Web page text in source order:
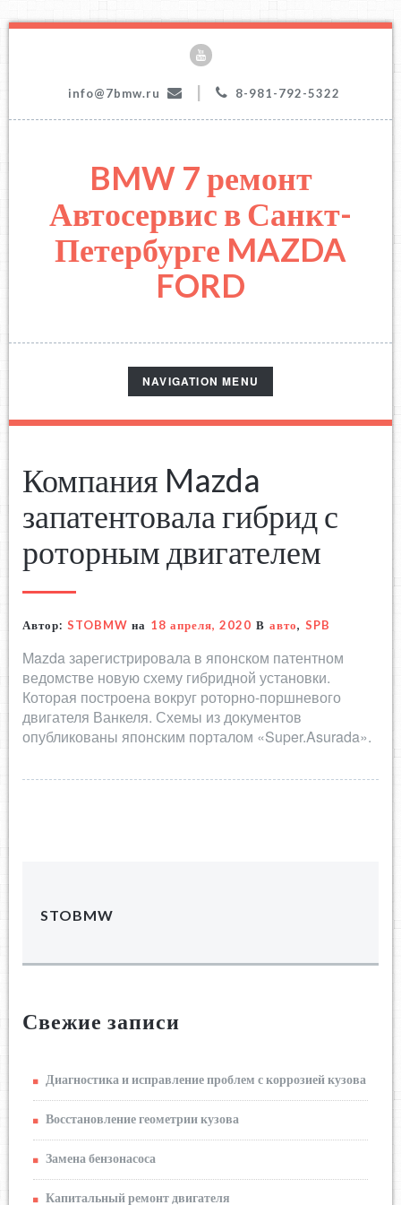
info@7bmw.ru 8-981-792-5322
BMW 7 ремонт
Автосервис в Санкт-
Петербурге MAZDA
FORD
TOGGLE
NAVIGATION
NAVIGATION MENU
Компания Mazda
запатентовала гибрид с
роторным двигателем
Автор: STOBMW на 18 апреля, 2020 В авто, SPB
Mazda зарегистрировала в японском патентном
ведомстве новую схему гибридной установки.
Которая построена вокруг роторно-поршневого
двигателя Ванкеля. Схемы из документов
опубликованы японским порталом «Super.Asurada».
STOBMW
Свежие записи
Диагностика и исправление проблем с коррозией кузова
Восстановление геометрии кузова
Замена бензонасоса
Капитальный ремонт двигателя